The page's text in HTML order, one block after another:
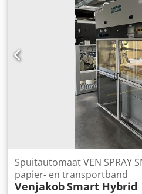
Spuitautomaat VEN SPRAY
papier- en transportband
VenjakobSmart Hybrid